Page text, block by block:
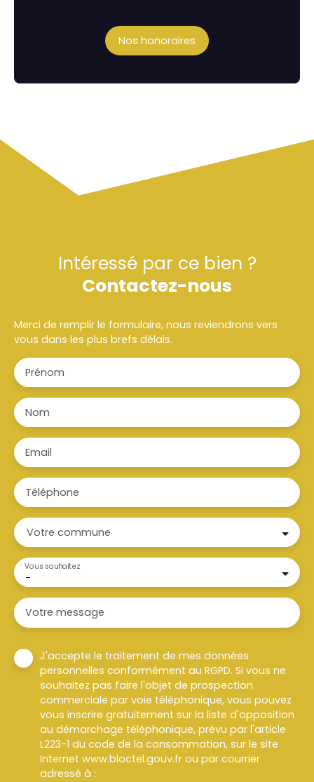
Nos honoraires
Intéressé par ce bien ?
Contactez-nous
Merci de remplir le formulaire, nous reviendrons vers
vous dans les plus brefs délais.
Prénom
Nom
Email
Téléphone
Votre commune
-
Vous souhaitez
Votre message
J'accepte le traitement de mes données
personnelles conformément au RGPD. Si vous ne
souhaitez pas faire l'objet de prospection
commerciale par voie téléphonique, vous pouvez
vous inscrire gratuitement sur la liste d'opposition
au démarchage téléphonique, prévu par l'article
L223-1 du code de la consommation, sur le site
Internet www.bloctel.gouv.fr ou par courrier
adressé à :